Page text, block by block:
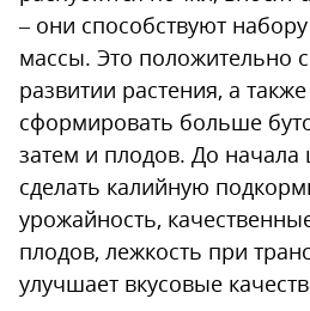
– они способствуют
массы. Это положительно
развитии растения, а
сформировать больше
затем и плодов. До
сделать калийную
урожайность,
плодов, лежкость при
улучшает вкусовые